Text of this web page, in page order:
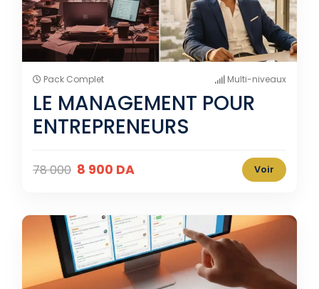
Pack Complet Multi-niveaux
LE MANAGEMENT POUR
ENTREPRENEURS
78 000 8 900 DA Voir